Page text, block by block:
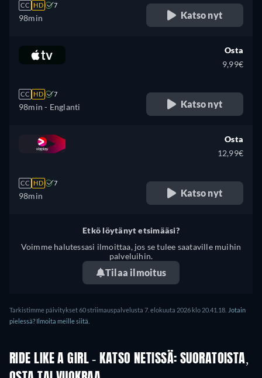
CC HD 7
98min Katso nyt
CC HD 7
98min - Englanti
Osta
9,99€
Katso nyt
CC HD 7
98min
Osta
12,99€
Katso nyt
Etkö löytänyt etsimääsi?
Voimme halutessasi ilmoittaa, jos se tulee saataville muihin
palveluihin.
Tilaa ilmoitus
Tarkistimme päivitykset 60 striimauspalvelusta 7. elokuuta 2026 klo 20.41.18. Jotain
pielessä? Ilmoita meille siitä.
RIDE LIKE A GIRL - KATSO NETISSÄ: SUORATOISTA,